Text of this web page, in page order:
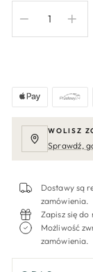
WOLISZ
Sprawdź,
Dostawy są
zamówienia.
Zapisz się do
Możliwość
zamówienia.